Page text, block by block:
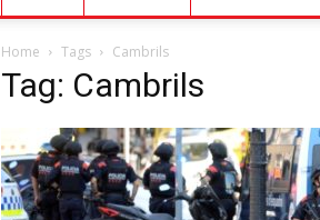
Home Tags Cambrils
Tag: Cambrils